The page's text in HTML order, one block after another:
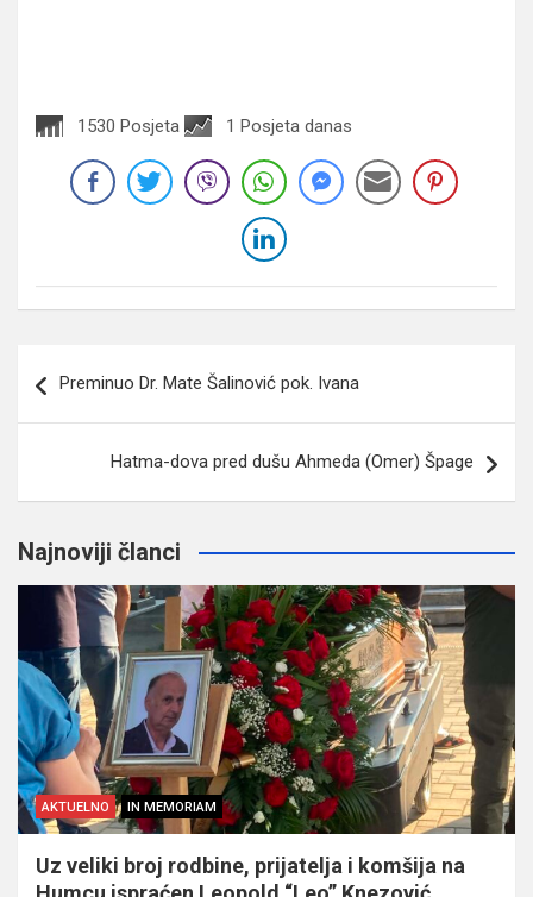
1530 Posjeta 1 Posjeta danas
članaka
Preminuo Dr. Mate Šalinović pok. Ivana
Hatma-dova pred dušu Ahmeda (Omer) Špage
Najnoviji članci
AKTUELNO IN MEMORIAM
Uz veliki broj rodbine, prijatelja i komšija na